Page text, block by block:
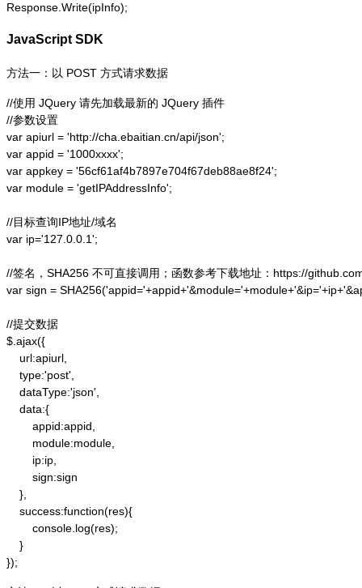
Response.Write(ipInfo);
JavaScript SDK
方法一：以 POST 方式请求数据
//使用 JQuery 请先加载最新的 JQuery 插件
//参数设置
var apiurl = 'http://cha.ebaitian.cn/api/json';
var appid = '1000xxxx';
var appkey = '56cf61af4b7897e704f67deb88ae8f24';
var module = 'getIPAddressInfo';
//目标查询IP地址/域名
var ip='127.0.0.1';
//签名，SHA256 不可直接调用；函数参考下载地址：https://
var sign =
//提交数据
$.ajax({
    url:apiurl,
    type:'post',
    dataType:'json',
    data:{
        appid:appid,
        module:module,
        ip:ip,
        sign:sign
    },
    success:function(res){
        console.log(res);
    }
});